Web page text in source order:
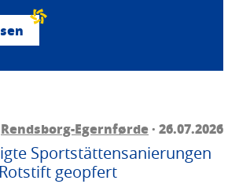
Rendsborg-Egernførde· 26.07.2026
Sportstättensanierungen
geopfert